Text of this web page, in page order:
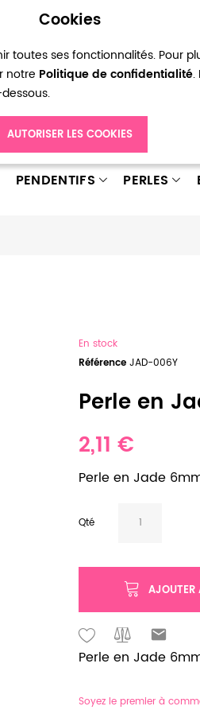
Cookies
toutes ses fonctionnalités. Pour
notre Politique de confidentialité.
AUTORISER LES COOKIES
d’envies Connexion
PENDENTIFS PERLES
En stock
Référence JAD-006Y
Perle en
2,11 €
Perle en Jade
Qté
AJOUTER
Perle en Jade
Soyez le premier à